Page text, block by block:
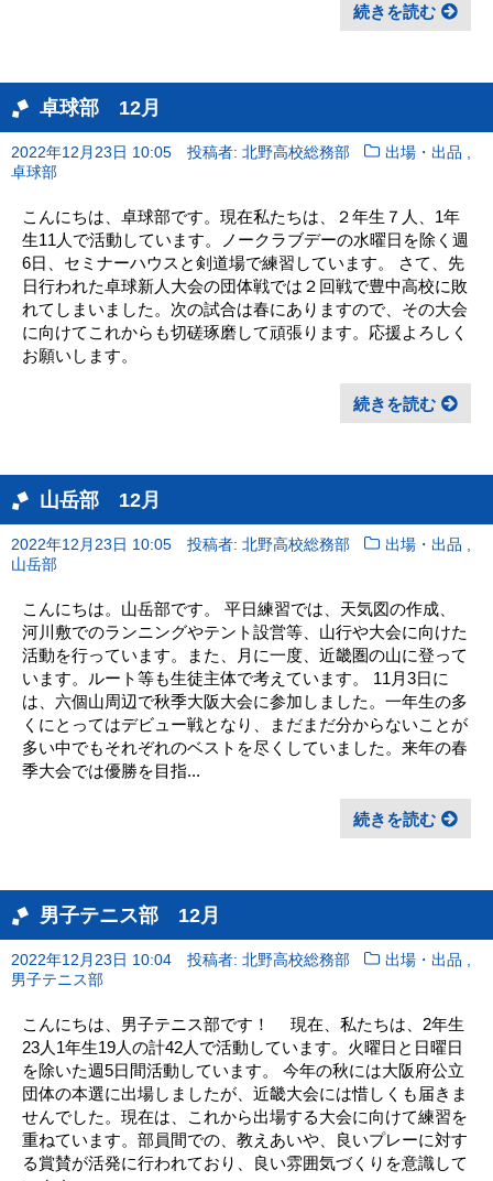
続きを読む
卓球部 12月
2022年12月23日 10:05 投稿者: 北野高校総務部 出場・出品
卓球部
こんにちは、卓球部です。現在私たちは、２年生７人、1年
生11人で活動しています。ノークラブデーの水曜日を除く週
6日、セミナーハウスと剣道場で練習しています。 さて、先
日行われた卓球新人大会の団体戦では２回戦で豊中高校に敗
れてしまいました。次の試合は春にありますので、その大会
に向けてこれからも切磋琢磨して頑張ります。応援よろしく
お願いします。
続きを読む
山岳部 12月
2022年12月23日 10:05 投稿者: 北野高校総務部 出場・出品
山岳部
こんにちは。山岳部です。 平日練習では、天気図の作成、
河川敷でのランニングやテント設営等、山行や大会に向けた
活動を行っています。また、月に一度、近畿圏の山に登って
います。ルート等も生徒主体で考えています。 11月3日に
は、六個山周辺で秋季大阪大会に参加しました。一年生の多
くにとってはデビュー戦となり、まだまだ分からないことが
多い中でもそれぞれのベストを尽くしていました。来年の春
季大会では優勝を目指...
続きを読む
男子テニス部 12月
2022年12月23日 10:04 投稿者: 北野高校総務部 出場・出品
男子テニス部
こんにちは、男子テニス部です！ 現在、私たちは、2年生
23人1年生19人の計42人で活動しています。火曜日と日曜日
を除いた週5日間活動しています。 今年の秋には大阪府公立
団体の本選に出場しましたが、近畿大会には惜しくも届きま
せんでした。現在は、これから出場する大会に向けて練習を
重ねています。部員間での、教えあいや、良いプレーに対す
る賞賛が活発に行われており、良い雰囲気づくりを意識して